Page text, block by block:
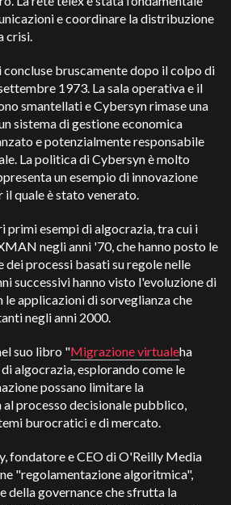
e coordinare la distribuzione
crisi.
bruscamente dopo il colpo di
1973. La sala operativa e il
smantellati e Cybersyn rimase una
sistema di gestione economica
e potenzialmente responsabile
La politica di Cybersyn è molto
un esempio di innovazione
quale è stato venerato.
primi esempi di algocrazia, tra cui i
negli anni '70, che hanno posto le
dei processi basati su regole nelle
successivi hanno visto l'evoluzione di
le applicazioni di sorveglianza che
negli anni 2000.
suo libro "Migrazione virtualeha
algocrazia, esplorando come le
possano limitare la
processo decisionale pubblico,
burocratici e di mercato.
fondatore e CEO di O'Reilly Media
"regolamentazione algoritmica",
della governance che sfrutta la